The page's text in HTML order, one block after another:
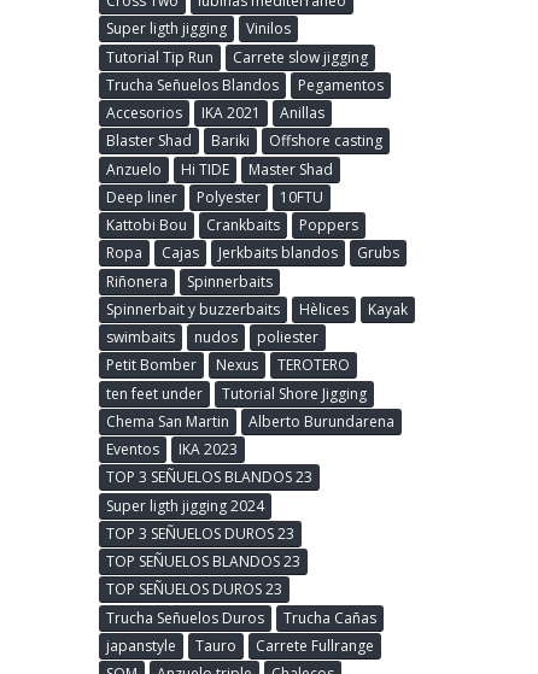
Super ligth jigging
Vinilos
Tutorial Tip Run
Carrete slow jigging
Trucha Señuelos Blandos
Pegamentos
Accesorios
IKA 2021
Anillas
Blaster Shad
Bariki
Offshore casting
Anzuelo
Hi TIDE
Master Shad
Deep liner
Polyester
10FTU
Kattobi Bou
Crankbaits
Poppers
Ropa
Cajas Jerkbaits blandos
Grubs
Riñonera
Spinnerbaits
Spinnerbait y buzzerbaits
Hèlices
Kayak
swimbaits
nudos
poliester
Petit Bomber
Nexus
TEROTERO
ten feet under
Tutorial Shore Jigging
Chema San Martin
Alberto Burundarena
Eventos
IKA 2023
TOP 3 SEÑUELOS BLANDOS 23
Super ligth jigging 2024
TOP 3 SEÑUELOS DUROS 23
TOP SEÑUELOS BLANDOS 23
TOP SEÑUELOS DUROS 23
Trucha Señuelos Duros
Trucha Cañas
japanstyle
Tauro
Carrete Fullrange